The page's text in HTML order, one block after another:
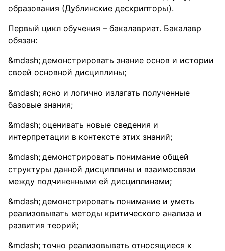
образования (Дублинские дескрипторы).
Первый цикл обучения – бакалавриат. Бакалавр
обязан:
демонстрировать знание основ и истории
своей основной дисциплины;
ясно и логично излагать полученные
базовые знания;
оценивать новые сведения и
интерпретации в контексте этих знаний;
демонстрировать понимание общей
структуры данной дисциплины и взаимосвязи
между подчиненными ей дисциплинами;
демонстрировать понимание и уметь
реализовывать методы критического анализа и
развития теорий;
точно реализовывать относящиеся к